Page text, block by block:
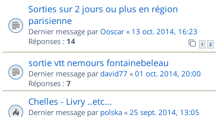
Sorties sur 2 jours ou plus en région
parisienne
Dernier message par Ooscar « 13 oct. 2014, 16:23
Réponses : 14 1 2
sortie vtt nemours fontainebeleau
Dernier message par david77 « 01 oct. 2014, 20:00
Réponses : 7
Chelles - Livry ..etc...
Dernier message par polska « 25 sept. 2014, 13:05